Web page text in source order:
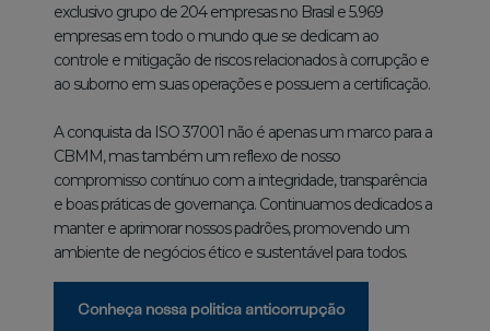
exclusivo grupo de 204 empresas no Brasil e 5.969
empresas em todo o mundo que se dedicam ao
controle e mitigação de riscos relacionados à corrupção e
ao suborno em suas operações e possuem a certificação.
A conquista da ISO 37001 não é apenas um marco para a
CBMM, mas também um reflexo de nosso
compromisso contínuo com a integridade, transparência
e boas práticas de governança. Continuamos dedicados a
manter e aprimorar nossos padrões, promovendo um
ambiente de negócios ético e sustentável para todos.
Conheça nossa politica anticorrupção